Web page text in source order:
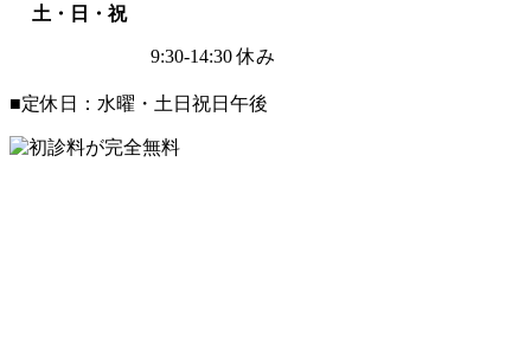
土・日・祝
9:30-14:30 休み
■定休日：水曜・土日祝日午後